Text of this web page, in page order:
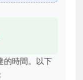
的時間。以下